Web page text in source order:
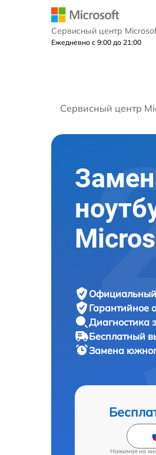
Сервисный центр
Ежедневно с 9:00 до 21:00
Сервисный центр
Официальный
Гарантийное
Диагностика
Бесплатный
Замена
Нажимая на